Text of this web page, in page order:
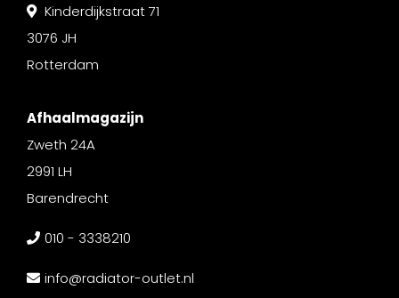
Kinderdijkstraat 71
3076 JH
Rotterdam
Afhaalmagazijn
Zweth 24A
2991 LH
Barendrecht
010 - 3338210
info@radiator-outlet.nl